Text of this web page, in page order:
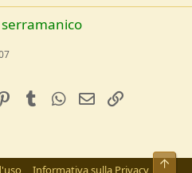
PinterestTumblrWhatsApp
e-mail
Informativa sulla Privacy Alto